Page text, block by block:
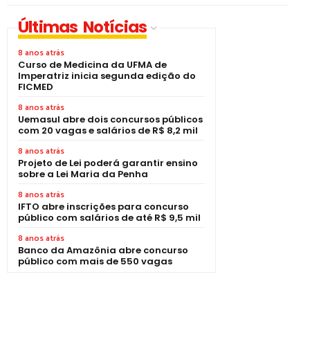
Últimas Notícias
8 anos atrás
Curso de Medicina da UFMA de
Imperatriz inicia segunda edição do
FICMED
8 anos atrás
Uemasul abre dois concursos públicos
com 20 vagas e salários de R$ 8,2 mil
8 anos atrás
Projeto de Lei poderá garantir ensino
sobre a Lei Maria da Penha
8 anos atrás
IFTO abre inscrições para concurso
público com salários de até R$ 9,5 mil
8 anos atrás
Banco da Amazônia abre concurso
público com mais de 550 vagas